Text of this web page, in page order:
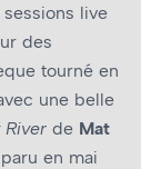
live
des
tourné en
une belle
River de Mat
en mai